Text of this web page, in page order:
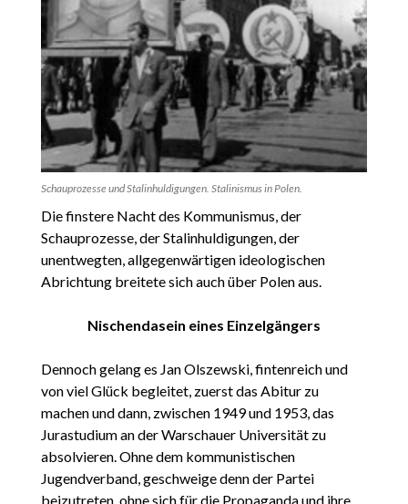
Schauprozesse und Stalinhuldigungen. Stalinismus in Polen.
Die finstere Nacht des Kommunismus, der
Schauprozesse, der Stalinhuldigungen, der
unentwegten, allgegenwärtigen ideologischen
Abrichtung breitete sich auch über Polen aus.
Nischendasein eines Einzelgängers
Dennoch gelang es Jan Olszewski, fintenreich und
von viel Glück begleitet, zuerst das Abitur zu
machen und dann, zwischen 1949 und 1953, das
Jurastudium an der Warschauer Universität zu
absolvieren. Ohne dem kommunistischen
Jugendverband, geschweige denn der Partei
beizutreten, ohne sich für die Propaganda und ihre